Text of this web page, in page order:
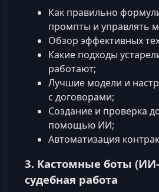
Как правильно
промпты и управлять
Обзор эффективных
Какие подходы
работают;
Лучшие модели и
с договорами;
Создание и проверка
помощью ИИ;
Автоматизация
3. Кастомные боты
судебная работа